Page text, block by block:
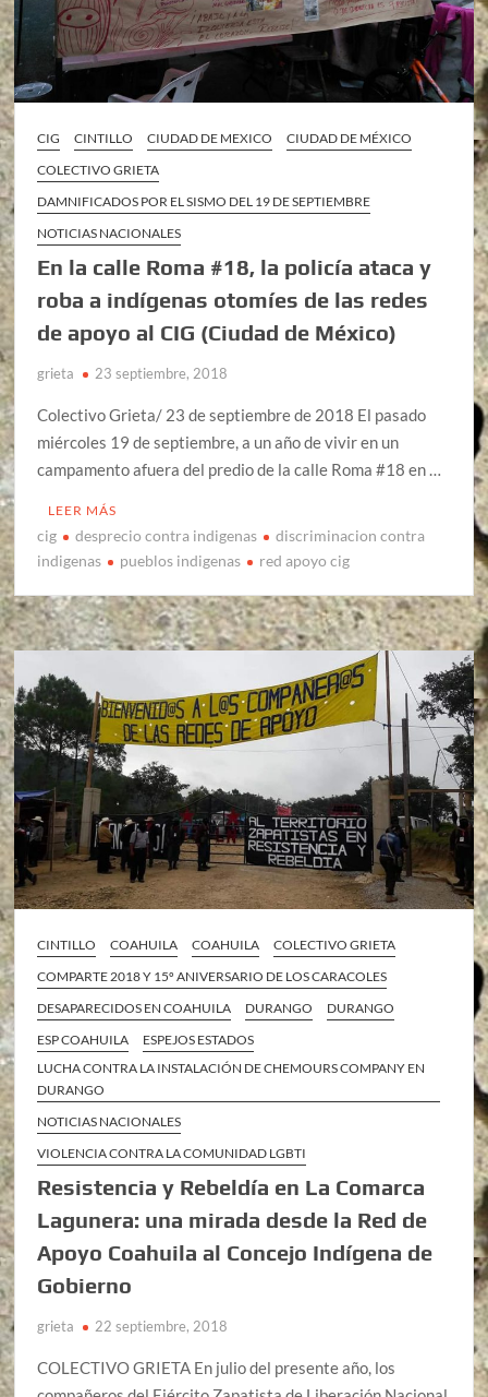
CIG CINTILLO CIUDAD DE MEXICO
CIUDAD DE MÉXICO
COLECTIVO GRIETA
DAMNIFICADOS POR EL SISMO DEL 19 DE SEPTIEMBRE
NOTICIAS NACIONALES
En la calle Roma #18, la policía ataca y
roba a indígenas otomíes de las redes
de apoyo al CIG (Ciudad de México)
grieta 23 septiembre, 2018
Colectivo Grieta/ 23 de septiembre de 2018 El pasado
miércoles 19 de septiembre, a un año de vivir en un
campamento afuera del predio de la calle Roma #18 en …
LEER MÁS
cig desprecio contra indigenas
discriminacion contra
indigenas
pueblos indigenas red apoyo cig
CINTILLO COAHUILA COAHUILA
COLECTIVO GRIETA
COMPARTE 2018 Y 15º ANIVERSARIO DE LOS CARACOLES
DESAPARECIDOS EN COAHUILA
DURANGO
DURANGO
ESP COAHUILA
ESPEJOS ESTADOS
LUCHA CONTRA LA INSTALACIÓN DE CHEMOURS COMPANY EN
DURANGO
NOTICIAS NACIONALES
VIOLENCIA CONTRA LA COMUNIDAD LGBTI
Resistencia y Rebeldía en La Comarca
Lagunera: una mirada desde la Red de
Apoyo Coahuila al Concejo Indígena de
Gobierno
grieta 22 septiembre, 2018
COLECTIVO GRIETA En julio del presente año, los